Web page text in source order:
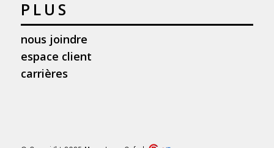
PLUS
nous joindre
espace client
carrières